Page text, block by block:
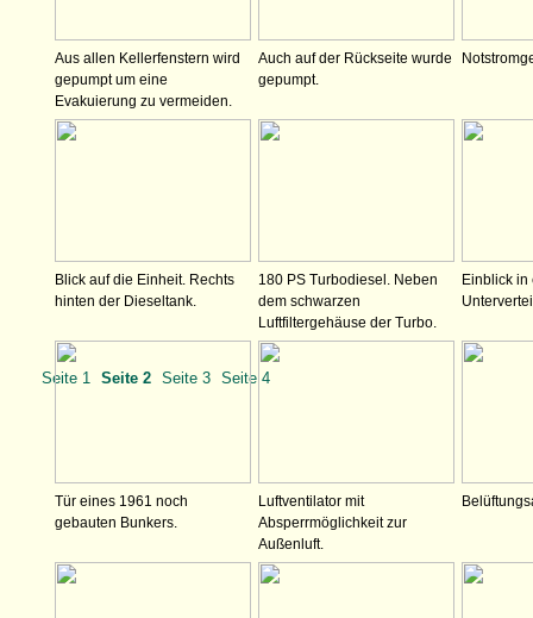
Aus allen Kellerfenstern wird
gepumpt um eine
Evakuierung zu vermeiden.
Auch auf der Rückseite wurde
gepumpt.
Blick auf die Einheit. Rechts
hinten der Dieseltank.
180 PS Turbodiesel. Neben
dem schwarzen
Luftfiltergehäuse der Turbo.
Einblick in
Tür eines 1961 noch
gebauten Bunkers.
Luftventilator mit
Absperrmöglichkeit zur
Außenluft.
Seite 1 Seite 2 Seite 3 Seite 4